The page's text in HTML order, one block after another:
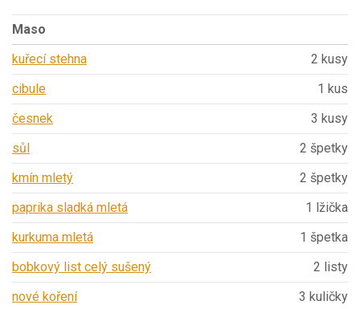
Maso
kuřecí stehna
2 kusy
cibule
1 kus
česnek
3 kusy
sůl
2 špetky
kmín mletý
2 špetky
paprika sladká mletá
1 lžička
kurkuma mletá
1 špetka
bobkový list celý sušený
2 listy
nové koření
3 kuličky